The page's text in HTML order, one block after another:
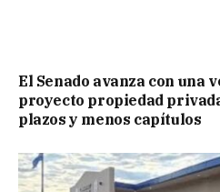
El Senado avanza con una
proyecto propiedad
plazos y menos capítulos